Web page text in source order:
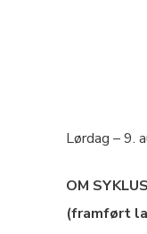
Lørdag – 9.
OM
(framført